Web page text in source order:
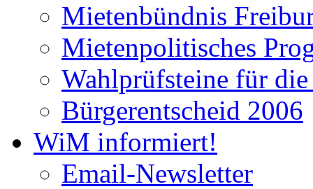
Mietenbündnis
Mietenpolitisches
Wahlprüfsteine für
Bürgerentscheid 2006
WiM informiert!
Email-Newsletter